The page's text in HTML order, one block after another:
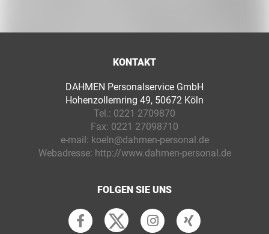
KONTAKT
DAHMEN Personalservice GmbH
Hohenzollernring 49, 50672 Köln
Tel.: 0221 2709870
Fax: 0221 27098710
e-mail: koeln@dahmen-personal.de
Webadresse: http://www.dahmen-personal.de
FOLGEN SIE UNS